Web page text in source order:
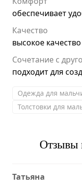
обеспечивает
Качество
высокое
Сочетание с
подходит для
Одежда для
Толстовки для
Отзывы
Татьяна